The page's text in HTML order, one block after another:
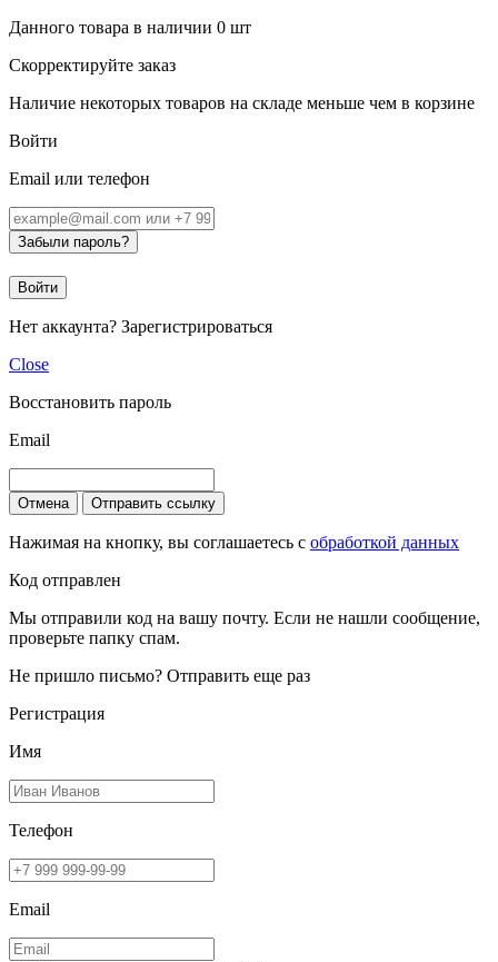
Данного товара в наличии 0 шт
Скорректируйте заказ
Наличие некоторых товаров на складе меньше чем в корзине
Войти
Email или телефон
Забыли пароль?
Войти
Нет аккаунта? Зарегистрироваться
Close
Восстановить пароль
Email
Отмена Отправить ссылку
Нажимая на кнопку, вы соглашаетесь с обработкой данных
Код отправлен
Мы отправили код на вашу почту. Если не нашли сообщение,
проверьте папку спам.
Не пришло письмо? Отправить еще раз
Регистрация
Имя
Телефон
Email